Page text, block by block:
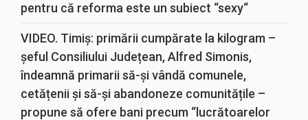
pentru că reforma este un subiect “sexy“
VIDEO. Timiș: primării cumpărate la kilogram –
șeful Consiliului Județean, Alfred Simonis,
îndeamnă primarii să-și vândă comunele,
cetățenii și să-și abandoneze comunitățile –
propune să ofere bani precum “lucrătoarelor